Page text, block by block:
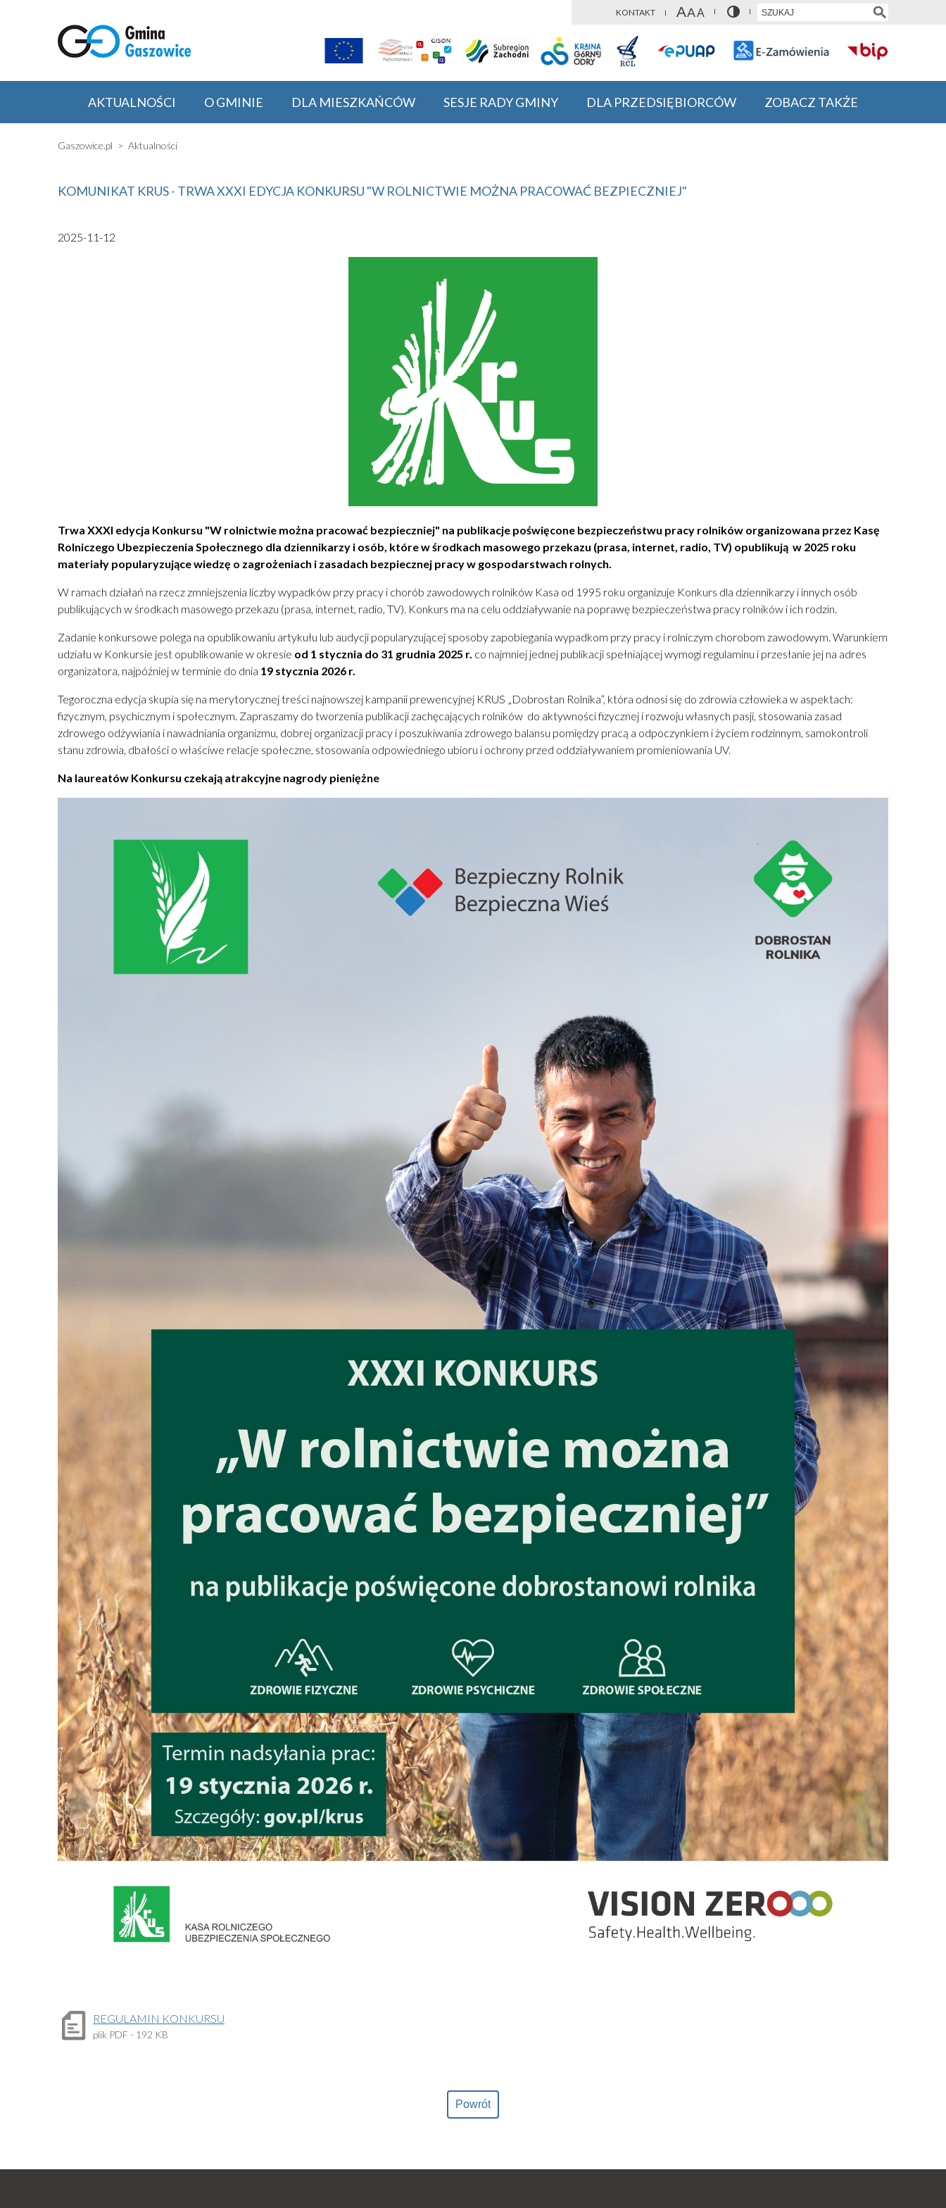
KONTAKT
AKTUALNOŚCI O GMINIE DLA MIESZKAŃCÓW SESJE RADY GMINY DLA PRZEDSIĘBIORCÓW ZOBACZ TAKŻE
Gaszowice.pl Aktualności
KOMUNIKAT KRUS - TRWA XXXI EDYCJA KONKURSU "W ROLNICTWIE MOŻNA PRACOWAĆ BEZPIECZNIEJ"
2025-11-12
Trwa XXXI edycja Konkursu "W rolnictwie można pracować bezpieczniej" na publikacje poświęcone bezpieczeństwu pracy rolników organizowana przez Kasę
Rolniczego Ubezpieczenia Społecznego dla dziennikarzy i osób, które w środkach masowego przekazu (prasa, internet, radio, TV) opublikują w 2025 roku
materiały popularyzujące wiedzę o zagrożeniach i zasadach bezpiecznej pracy w gospodarstwach rolnych.
W ramach działań na rzecz zmniejszenia liczby wypadków przy pracy i chorób zawodowych rolników Kasa od 1995 roku organizuje Konkurs dla dziennikarzy i innych osób
publikujących w środkach masowego przekazu (prasa, internet, radio, TV). Konkurs ma na celu oddziaływanie na poprawę bezpieczeństwa pracy rolników i ich rodzin.
Zadanie konkursowe polega na opublikowaniu artykułu lub audycji popularyzującej sposoby zapobiegania wypadkom przy pracy i rolniczym chorobom zawodowym. Warunkiem
udziału w Konkursie jest opublikowanie w okresie od 1 stycznia do 31 grudnia 2025 r. co najmniej jednej publikacji spełniającej wymogi regulaminu i przesłanie jej na adres
organizatora, najpóźniej w terminie do dnia 19 stycznia 2026 r.
Tegoroczna edycja skupia się na merytorycznej treści najnowszej kampanii prewencyjnej KRUS „Dobrostan Rolnika”, która odnosi się do zdrowia człowieka w aspektach:
fizycznym, psychicznym i społecznym. Zapraszamy do tworzenia publikacji zachęcających rolników do aktywności fizycznej i rozwoju własnych pasji, stosowania zasad
zdrowego odżywiania i nawadniania organizmu, dobrej organizacji pracy i poszukiwania zdrowego balansu pomiędzy pracą a odpoczynkiem i życiem rodzinnym, samokontroli
stanu zdrowia, dbałości o właściwe relacje społeczne, stosowania odpowiedniego ubioru i ochrony przed oddziaływaniem promieniowania UV.
Na laureatów Konkursu czekają atrakcyjne nagrody pieniężne
REGULAMIN KONKURSU
plik PDF - 192 KB
Powrót